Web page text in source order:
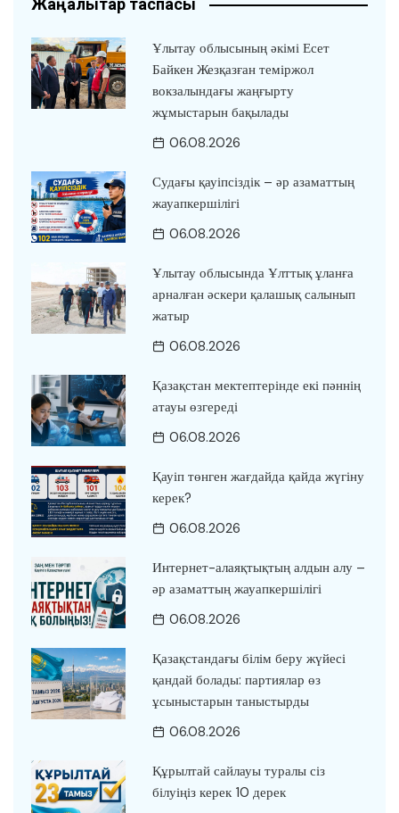
Жаңалықтар таспасы
Ұлытау облысының әкімі Есет
Байкен Жезқазған теміржол
вокзалындағы жаңғырту
жұмыстарын бақылады
06.08.2026
Судағы қауіпсіздік – әр азаматтың
жауапкершілігі
06.08.2026
Ұлытау облысында Ұлттық ұланға
арналған әскери қалашық салынып
жатыр
06.08.2026
Қазақстан мектептерінде екі пәннің
атауы өзгереді
06.08.2026
Қауіп төнген жағдайда қайда жүгіну
керек?
06.08.2026
Интернет-алаяқтықтың алдын алу –
әр азаматтың жауапкершілігі
06.08.2026
Қазақстандағы білім беру жүйесі
қандай болады: партиялар өз
ұсыныстарын таныстырды
06.08.2026
Құрылтай сайлауы туралы сіз
білуіңіз керек 10 дерек